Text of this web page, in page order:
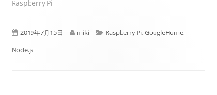
Raspberry Pi
公
開
2019年7月15日
作
miki
カ
Raspberry Pi, GoogleHome,
Node.js